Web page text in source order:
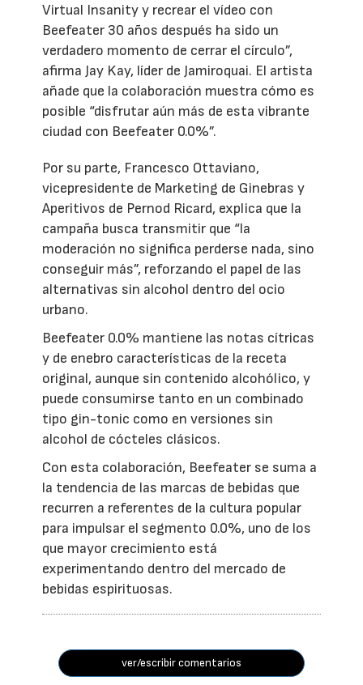
Virtual Insanity y recrear el vídeo con
Beefeater 30 años después ha sido un
verdadero momento de cerrar el círculo”,
afirma Jay Kay, líder de Jamiroquai. El artista
añade que la colaboración muestra cómo es
posible “disfrutar aún más de esta vibrante
ciudad con Beefeater 0.0%”.
Por su parte, Francesco Ottaviano,
vicepresidente de Marketing de Ginebras y
Aperitivos de Pernod Ricard, explica que la
campaña busca transmitir que “la
moderación no significa perderse nada, sino
conseguir más”, reforzando el papel de las
alternativas sin alcohol dentro del ocio
urbano.
Beefeater 0.0% mantiene las notas cítricas
y de enebro características de la receta
original, aunque sin contenido alcohólico, y
puede consumirse tanto en un combinado
tipo gin-tonic como en versiones sin
alcohol de cócteles clásicos.
Con esta colaboración, Beefeater se suma a
la tendencia de las marcas de bebidas que
recurren a referentes de la cultura popular
para impulsar el segmento 0.0%, uno de los
que mayor crecimiento está
experimentando dentro del mercado de
bebidas espirituosas.
ver/escribir comentarios